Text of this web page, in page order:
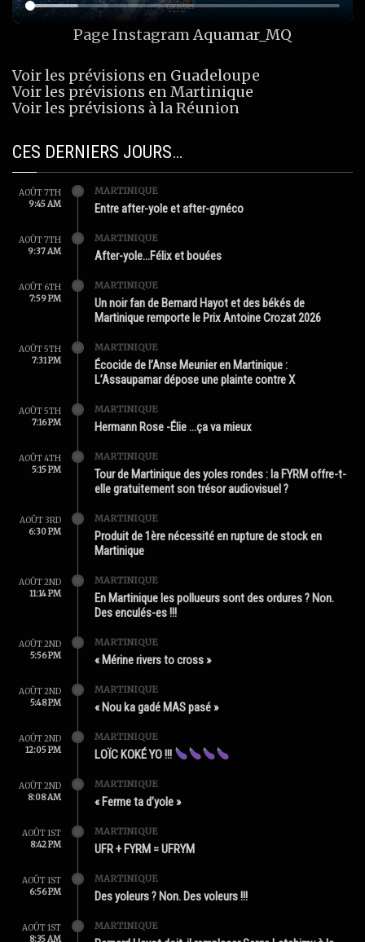
Page InstagramAquamar_MQ
Voir les prévisions en Guadeloupe
Voir les prévisions en Martinique
Voir les prévisions à la Réunion
CES DERNIERS JOURS…
AOÛT 7TH
9:45 AM
MARTINIQUE
Entre after-yole et after-gynéco
AOÛT 7TH
9:37 AM
MARTINIQUE
After-yole…Félix et bouées
AOÛT 6TH
7:59 PM
MARTINIQUE
Un noir fan de Bernard Hayot et des békés de
Martinique remporte le Prix Antoine Crozat 2026
AOÛT 5TH
7:31 PM
MARTINIQUE
Écocide de l’Anse Meunier en Martinique :
L’Assaupamar dépose une plainte contre X
AOÛT 5TH
7:16 PM
MARTINIQUE
Hermann Rose -Élie …ça va mieux
AOÛT 4TH
5:15 PM
MARTINIQUE
Tour de Martinique des yoles rondes : la FYRM offre-t-
elle gratuitement son trésor audiovisuel ?
AOÛT 3RD
6:30 PM
MARTINIQUE
Produit de 1ère nécessité en rupture de stock en
Martinique
AOÛT 2ND
11:14 PM
MARTINIQUE
En Martinique les pollueurs sont des ordures ? Non.
Des enculés-es !!!
AOÛT 2ND
5:56 PM
MARTINIQUE
« Mérine rivers to cross »
AOÛT 2ND
5:48 PM
MARTINIQUE
« Nou ka gadé MAS pasé »
AOÛT 2ND
12:05 PM
MARTINIQUE
LOÏC KOKÉ YO !!!
AOÛT 2ND
8:08 AM
MARTINIQUE
« Ferme ta d’yole »
AOÛT 1ST
8:42 PM
MARTINIQUE
UFR + FYRM = UFRYM
AOÛT 1ST
6:56 PM
MARTINIQUE
Des yoleurs ? Non. Des voleurs !!!
AOÛT 1ST
8:35 AM
MARTINIQUE